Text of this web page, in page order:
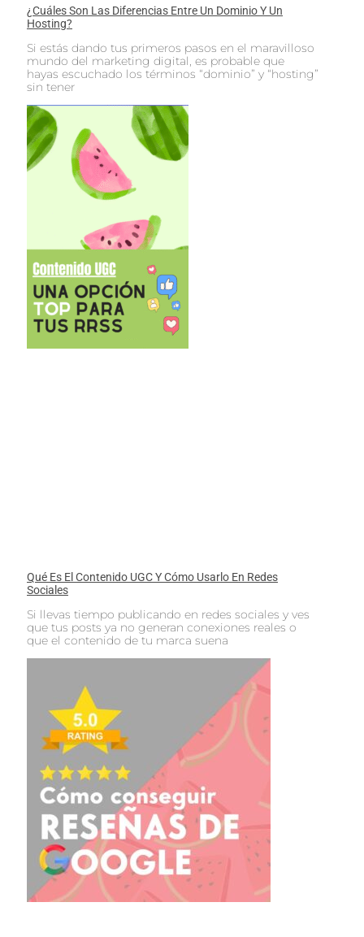
¿Cuáles Son Las Diferencias Entre Un Dominio Y Un
Hosting?
Si estás dando tus primeros pasos en el maravilloso
mundo del marketing digital, es probable que
hayas escuchado los términos “dominio” y “hosting”
sin tener
Qué Es El Contenido UGC Y Cómo Usarlo En Redes
Sociales
Si llevas tiempo publicando en redes sociales y ves
que tus posts ya no generan conexiones reales o
que el contenido de tu marca suena